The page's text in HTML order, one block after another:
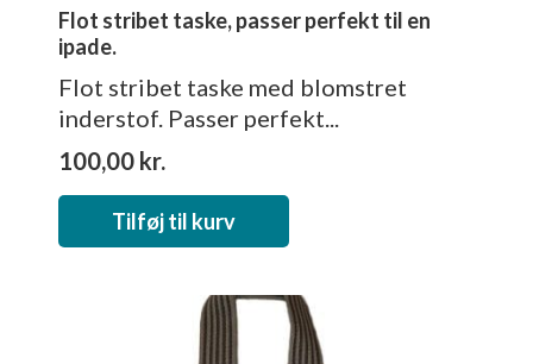
Flot stribet taske, passer perfekt til en
ipade.
Flot stribet taske med blomstret
inderstof. Passer perfekt...
100,00 kr.
Tilføj til kurv